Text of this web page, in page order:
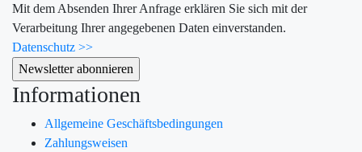
Mit dem Absenden Ihrer Anfrage erklären Sie sich mit der
Verarbeitung Ihrer angegebenen Daten einverstanden.
Datenschutz >>
Informationen
Allgemeine Geschäftsbedingungen
Zahlungsweisen